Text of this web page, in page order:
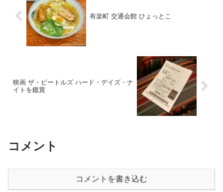
有楽町 交通会館 ひょっとこ
映画 ザ・ビートルズ ハード・デイズ・ナ
イトを鑑賞
コメント
コメントを書き込む